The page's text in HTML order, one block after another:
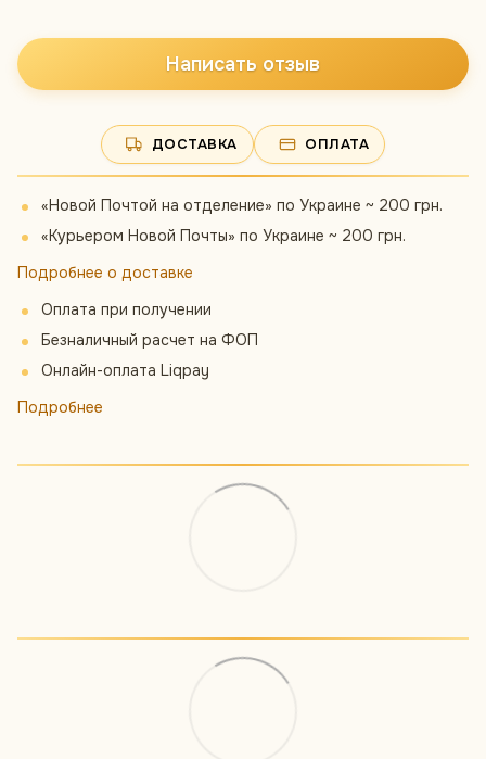
Написать отзыв
ДОСТАВКА ОПЛАТА
«Новой Почтой на отделение» по Украине ~ 200 грн.
«Курьером Новой Почты» по Украине ~ 200 грн.
Подробнее о доставке
Оплата при получении
Безналичный расчет на ФОП
Онлайн-оплата Liqpay
Подробнее